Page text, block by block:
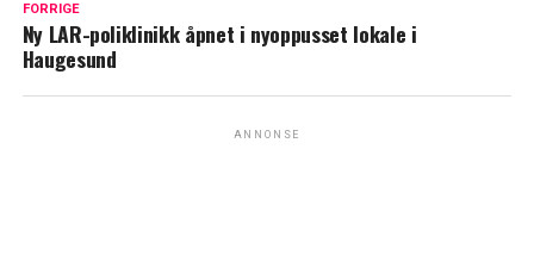
FORRIGE
Ny LAR-poliklinikk åpnet i nyoppusset lokale i
Haugesund
ANNONSE